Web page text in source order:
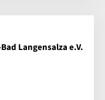
Langensalza e.V.